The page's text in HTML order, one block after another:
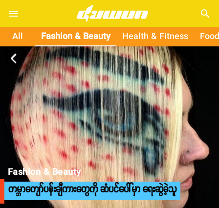
search
All Fashion & Beauty Health & Fitness
arrow_back_ios
Fashion & Beauty
ကမ္ဘာကျော်ပန်းချီကားတွေကို ဆံပင်ပေါ်မှာ ရေးဆွဲခဲ့သူ